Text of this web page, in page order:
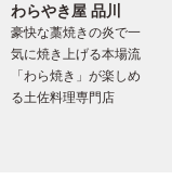
わらやき屋 品川
豪快な藁焼きの炎で一
気に焼き上げる本場流
「わら焼き」が楽しめ
る土佐料理専門店